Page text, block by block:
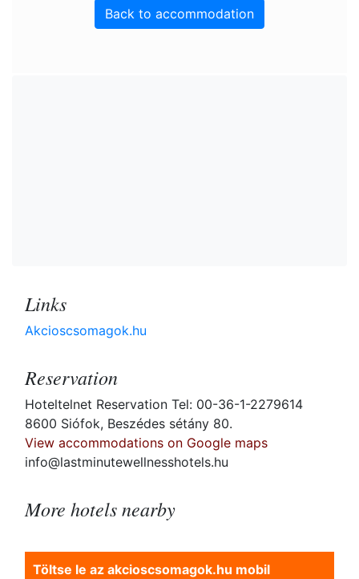
Back to accommodation
Links
Akcioscsomagok.hu
Reservation
Hoteltelnet Reservation Tel: 00-36-1-2279614
8600 Siófok, Beszédes sétány 80.
View accommodations on Google maps
info@lastminutewellnesshotels.hu
More hotels nearby
Töltse le az akcioscsomagok.hu mobil